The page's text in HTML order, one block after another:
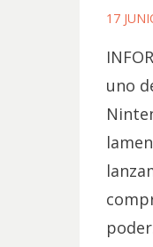
17
uno